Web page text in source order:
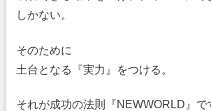
しかない。
そのために
土台となる『実力』をつける。
それが成功の法則『NEWWORLD』で